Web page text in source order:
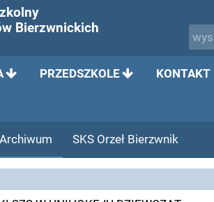
Bierzwnickich
PRZEDSZKOLE KONTAKT
Archiwum SKS Orzeł Bierzwnik